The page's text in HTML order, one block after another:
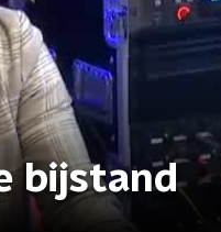
bijstand